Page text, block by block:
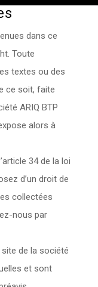
dans ce
Toute
textes ou des
ce soit, faite
ARIQ BTP
alors à
34 de la loi
d’un droit de
collectées
nous par
de la société
et sont